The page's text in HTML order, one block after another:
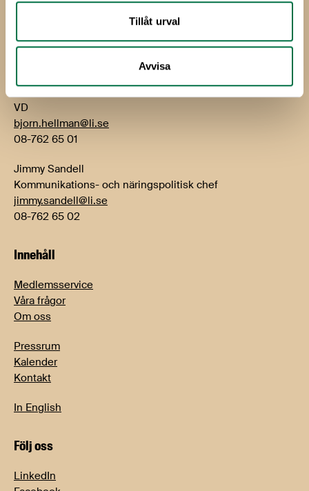
Tillåt urval
Avvisa
E-post:info@li.se
VD
bjorn.hellman@li.se
08-762 65 01
Jimmy Sandell
Kommunikations- och näringspolitisk chef
jimmy.sandell@li.se
08-762 65 02
Innehåll
Medlemsservice
Våra frågor
Om oss
Pressrum
Kalender
Kontakt
In English
Följ oss
LinkedIn